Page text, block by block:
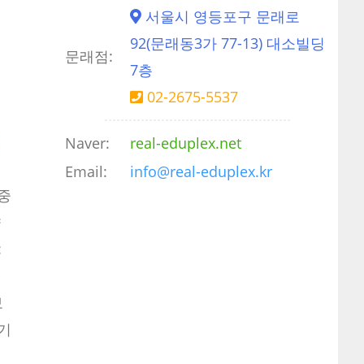
문래점:
서울시 영등포구 문래로
92(문래동3가 77-13) 대소빌딩
7층
02-2675-5537
Naver:
real-eduplex.net
Email:
info@real-eduplex.kr